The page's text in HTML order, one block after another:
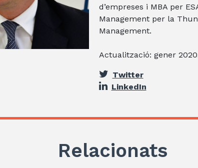
d’empreses i MBA per
Management per la
Management.
Actualització: gener
Twitter
LinkedIn
Relacionats